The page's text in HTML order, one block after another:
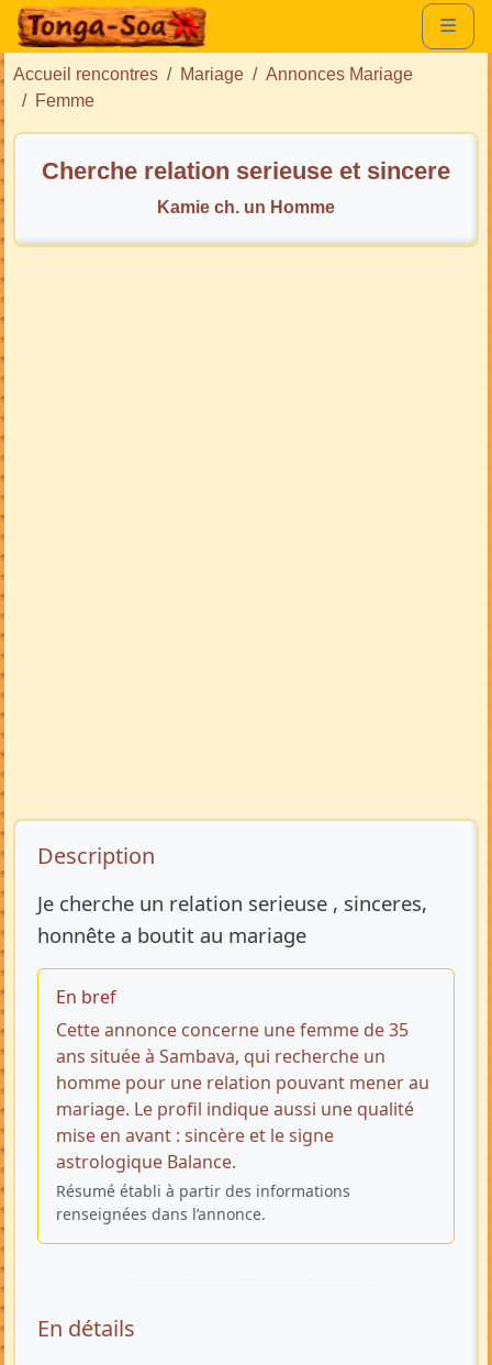
Accueil rencontres Mariage
Annonces Mariage
Femme
Cherche relation serieuse et sincere
Kamie ch. un Homme
Description de l’annonce
Description
Je cherche un relation serieuse , sinceres,
honnête a boutit au mariage
En bref
Cette annonce concerne une femme de 35
ans située à Sambava, qui recherche un
homme pour une relation pouvant mener au
mariage. Le profil indique aussi une qualité
mise en avant : sincère et le signe
astrologique Balance.
Résumé établi à partir des informations
renseignées dans l’annonce.
En détails